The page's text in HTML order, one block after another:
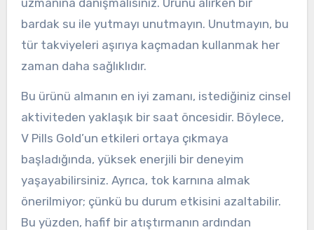
uzmanına danışmalısınız. Ürünü alırken bir
bardak su ile yutmayı unutmayın. Unutmayın, bu
tür takviyeleri aşırıya kaçmadan kullanmak her
zaman daha sağlıklıdır.
Bu ürünü almanın en iyi zamanı, istediğiniz cinsel
aktiviteden yaklaşık bir saat öncesidir. Böylece,
V Pills Gold’un etkileri ortaya çıkmaya
başladığında, yüksek enerjili bir deneyim
yaşayabilirsiniz. Ayrıca, tok karnına almak
önerilmiyor; çünkü bu durum etkisini azaltabilir.
Bu yüzden, hafif bir atıştırmanın ardından